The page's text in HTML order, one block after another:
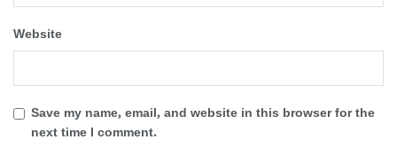
Website
Save my name, email, and website in this browser for the
next time I comment.